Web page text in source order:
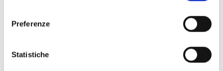
Preferenze
Statistiche
Comprensorio:
Sede / Indirizzo:
Circoscrizione Torre del Lago